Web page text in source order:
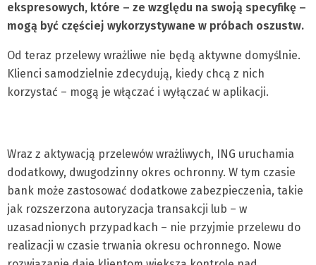
ekspresowych, które – ze względu na swoją specyfikę –
mogą być częściej wykorzystywane w próbach oszustw.
Od teraz przelewy wrażliwe nie będą aktywne domyślnie.
Klienci samodzielnie zdecydują, kiedy chcą z nich
korzystać – mogą je włączać i wyłączać w aplikacji.
Wraz z aktywacją przelewów wrażliwych, ING uruchamia
dodatkowy, dwugodzinny okres ochronny. W tym czasie
bank może zastosować dodatkowe zabezpieczenia, takie
jak rozszerzona autoryzacja transakcji lub – w
uzasadnionych przypadkach – nie przyjmie przelewu do
realizacji w czasie trwania okresu ochronnego. Nowe